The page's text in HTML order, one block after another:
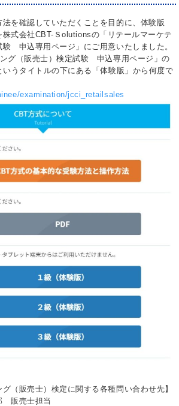
を確認していただくことを目的に、体験版
株式会社CBT-Ｓolutionsの「リテールマーケテ
験 申込専用ページ」にご用意いたしました。
グ（販売士）検定試験 申込専用ページ」の
いうタイトルの下にある「体験版」から何度で
examination/jcci_retailsales
グ（販売士）検定に関する各種問い合わせ先】
販売士担当